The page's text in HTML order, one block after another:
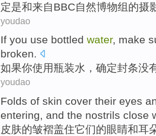
定是和来自BBC自然博物组的摄
youdao
If you use bottled water, make
broken.
如果你使用瓶装水 ， 确定封条没
youdao
Folds of skin cover their eyes
entering, and the nostrils close
皮肤的皱褶盖住它们的眼睛和耳